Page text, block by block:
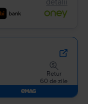
detalii
Retur
60 de zile